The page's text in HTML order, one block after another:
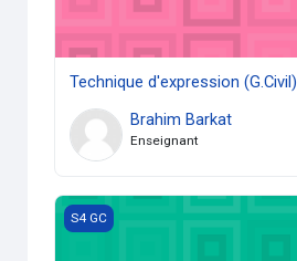
Technique d'expression (G.Civil)
Brahim Barkat
Enseignant
Matériaux de Construction
S4 GC